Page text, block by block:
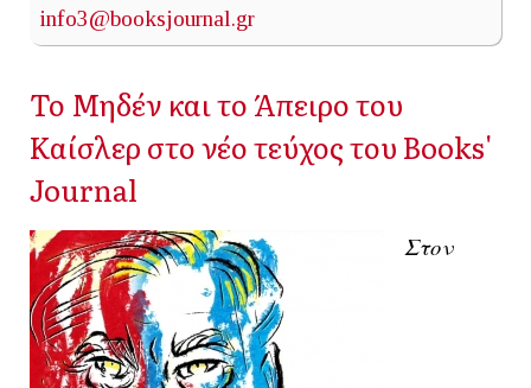
info3@booksjournal.gr
Το Μηδέν και το Άπειρο του
Καίσλερ στο νέο τεύχος του Books'
Journal
Στον